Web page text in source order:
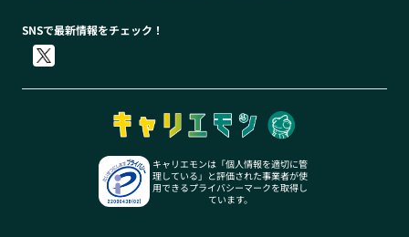
SNSで最新情報をチェック！
キャリエモンは「個人情報を適切に管
理している」と評価された事業者が使
用できるプライバシーマークを取得し
ています。